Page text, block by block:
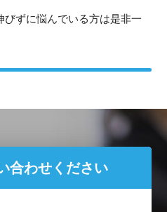
ずに悩んでいる方は是非一
合わせください